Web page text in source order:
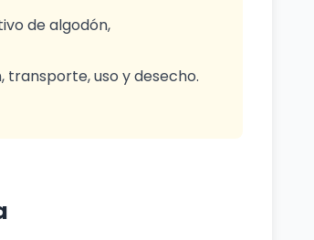
de algodón,
transporte, uso y desecho.